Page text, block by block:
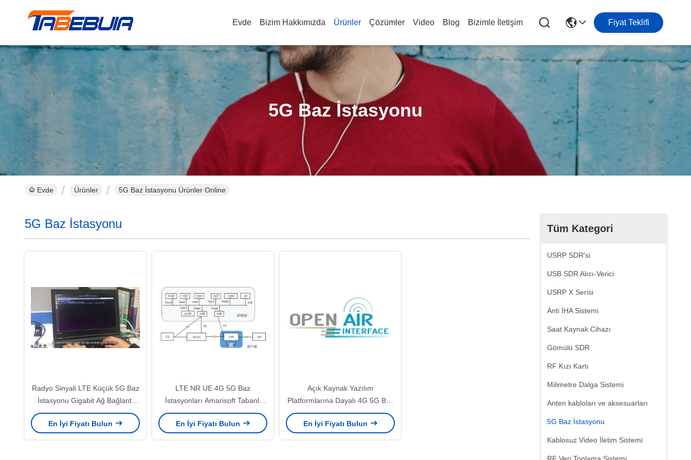
Evde Bizim Hakkımızda Ürünler Çözümler Video Blog Bizimle İletişim Fiyat Teklifi
5G Baz İstasyonu
Evde Ürünler 5G Baz İstasyonu Ürünler Online
Tüm Kategori
USRP SDR'si
USB SDR Alıcı-Verici
USRP X Serisi
Anti İHA Sistemi
Saat Kaynak Cihazı
Gömülü SDR
RF Kızı Kartı
Milimetre Dalga Sistemi
Anten kabloları ve aksesuarları
5G Baz İstasyonu
Kablosuz Video İletim Sistemi
5G Baz İstasyonu
Radyo Sinyali LTE Küçük 5G Baz
İstasyonu Gigabit Ağ Bağlantı
Noktası
En İyi Fiyatı Bulun
LTE NR UE 4G 5G Baz
İstasyonları Amarisoft Tabanlı
Küçük Hücre
En İyi Fiyatı Bulun
Açık Kaynak Yazılım
Platformlarına Dayalı 4G 5G Baz
İstasyonlarını ve Terminalleri
Simüle Edin
En İyi Fiyatı Bulun